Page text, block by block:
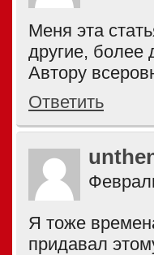
Меня эта
другие, более
Автору
Ответить
Я тоже
придавал